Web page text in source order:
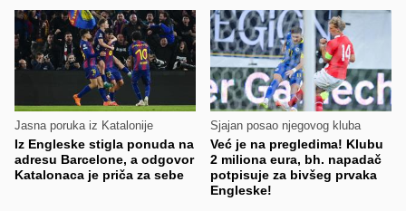
Jasna poruka iz Katalonije
Iz Engleske stigla ponuda na
adresu Barcelone, a odgovor
Katalonaca je priča za sebe
Sjajan posao njegovog kluba
Već je na pregledima! Klubu
2 miliona eura, bh. napadač
potpisuje za bivšeg prvaka
Engleske!